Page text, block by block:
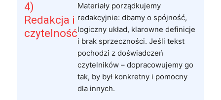
4)
Redakcja i
czytelność
Materiały porządkujemy
redakcyjnie: dbamy o spójność,
logiczny układ, klarowne definicje
i brak sprzeczności. Jeśli tekst
pochodzi z doświadczeń
czytelników – dopracowujemy go
tak, by był konkretny i pomocny
dla innych.